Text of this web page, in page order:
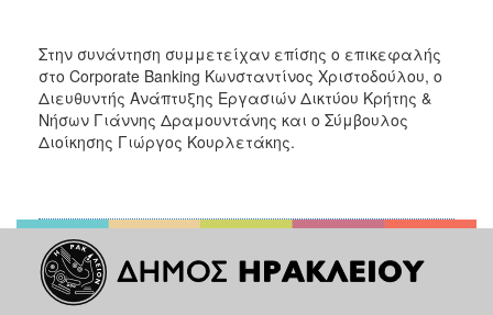
Στην συνάντηση συμμετείχαν επίσης ο επικεφαλής
στο Corporate Banking Κωνσταντίνος Χριστοδούλου, ο
Διευθυντής Ανάπτυξης Εργασιών Δικτύου Κρήτης &
Νήσων Γιάννης Δραμουντάνης και ο Σύμβουλος
Διοίκησης Γιώργος Κουρλετάκης.